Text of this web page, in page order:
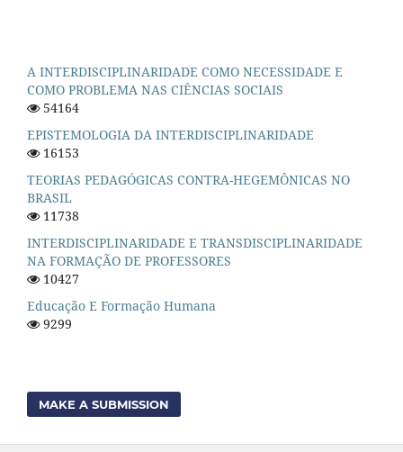
A INTERDISCIPLINARIDADE COMO NECESSIDADE E
COMO PROBLEMA NAS CIÊNCIAS SOCIAIS
54164
EPISTEMOLOGIA DA INTERDISCIPLINARIDADE
16153
TEORIAS PEDAGÓGICAS CONTRA-HEGEMÔNICAS NO
BRASIL
11738
INTERDISCIPLINARIDADE E TRANSDISCIPLINARIDADE
NA FORMAÇÃO DE PROFESSORES
10427
Educação E Formação Humana
9299
MAKE A SUBMISSION